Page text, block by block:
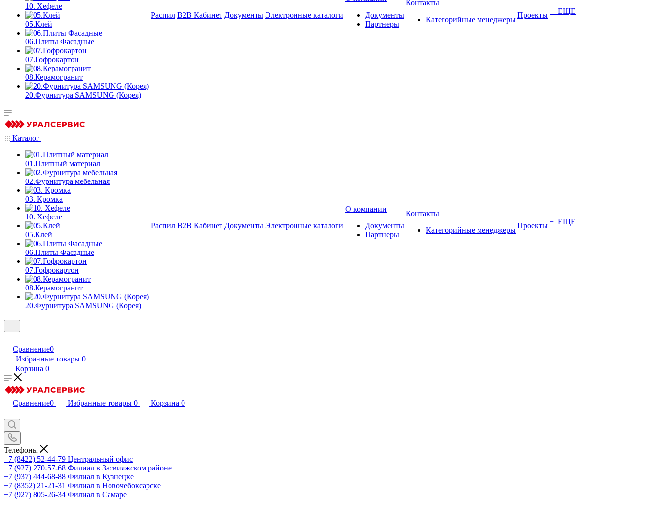
10. Хефеле
05.Клей
06.Плиты Фасадные
07.Гофрокартон
08.Керамогранит
20.Фурнитура SAMSUNG (Корея)
Распил B2B Кабинет Документы Электронные каталоги
Документы
Партнеры
Контакты
Категорийные менеджеры
Проекты + ЕЩЕ
Каталог
01.Плитный материал
02.Фурнитура мебельная
03. Кромка
10. Хефеле
05.Клей
06.Плиты Фасадные
07.Гофрокартон
08.Керамогранит
20.Фурнитура SAMSUNG (Корея)
Распил B2B Кабинет Документы Электронные каталоги
О компании
Документы
Партнеры
Контакты
Категорийные менеджеры
Проекты + ЕЩЕ
Сравнение0
Избранные товары 0
Корзина 0
Сравнение0 Избранные товары 0 Корзина 0
Телефоны
+7 (8422) 52-44-79 Центральный офис
+7 (927) 270-57-68 Филиал в Засвияжском районе
+7 (937) 444-68-88 Филиал в Кузнецке
+7 (8352) 21-21-31 Филиал в Новочебоксарске
+7 (927) 805-26-34 Филиал в Самаре